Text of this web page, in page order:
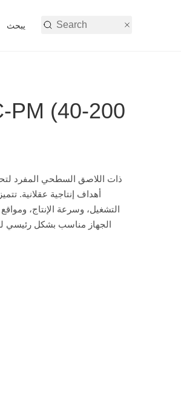
يبحث
أهداف إنتاجية عقلانية.
التشغيل، وسرعة الإنتاج،
الجهاز مناسب بشكل رئيسي